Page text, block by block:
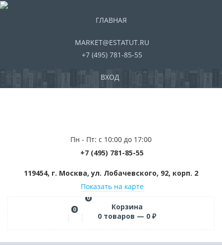
ГЛАВНАЯ
MARKET@ESTATUT.RU
+7 (495) 781-85-55
ВХОД
Пн - Пт: с 10:00 до 17:00
+7 (495) 781-85-55
119454, г. Москва, ул. Лобачевского, 92, корп. 2
Показать на карте
0
0
Корзина
0 товаров — 0 ₽